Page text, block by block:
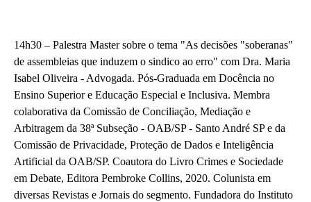
14h30 – Palestra Master sobre o tema "As decisões "soberanas"
de assembleias que induzem o sindico ao erro" com Dra. Maria
Isabel Oliveira - Advogada. Pós-Graduada em Docência no
Ensino Superior e Educação Especial e Inclusiva. Membra
colaborativa da Comissão de Conciliação, Mediação e
Arbitragem da 38ª Subseção - OAB/SP - Santo André SP e da
Comissão de Privacidade, Proteção de Dados e Inteligência
Artificial da OAB/SP. Coautora do Livro Crimes e Sociedade
em Debate, Editora Pembroke Collins, 2020. Colunista em
diversas Revistas e Jornais do segmento. Fundadora do Instituto